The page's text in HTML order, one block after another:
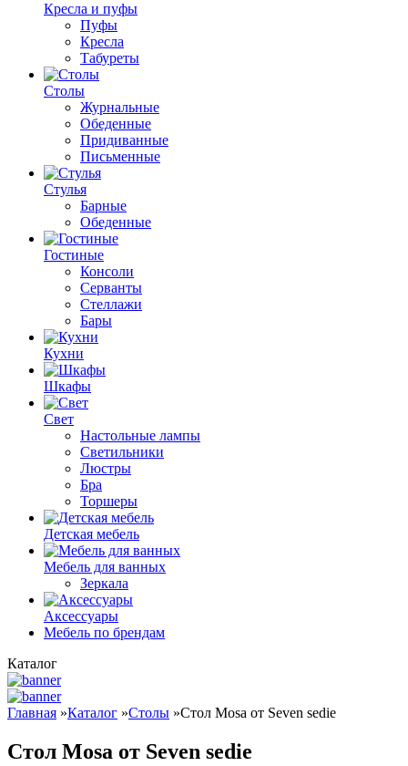
Кресла и пуфы
Пуфы
Кресла
Табуреты
Столы
Журнальные
Обеденные
Придиванные
Письменные
Стулья
Барные
Обеденные
Гостиные
Консоли
Серванты
Стеллажи
Бары
Кухни
Шкафы
Свет
Настольные лампы
Светильники
Люстры
Бра
Торшеры
Детская мебель
Мебель для ванных
Зеркала
Аксессуары
Мебель по брендам
Каталог
Главная »Каталог »Столы »Стол Mosa от Seven sedie
Стол Mosa от Seven sedie